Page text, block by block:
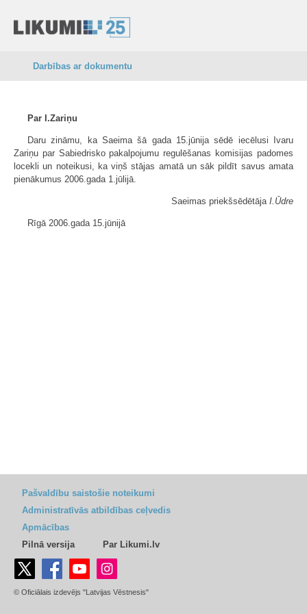
Darbības ar dokumentu
Par I.Zariņu
Daru zināmu, ka Saeima šā gada 15.jūnija sēdē iecēlusi Ivaru
Zariņu par Sabiedrisko pakalpojumu regulēšanas komisijas padomes
locekli un noteikusi, ka viņš stājas amatā un sāk pildīt savus amata
pienākumus 2006.gada 1.jūlijā.
Saeimas priekšsēdētāja I.Ūdre
Rīgā 2006.gada 15.jūnijā
Pašvaldību saistošie noteikumi
Administratīvās atbildības ceļvedis
Apmācības
Pilnā versija
Par Likumi.lv
© Oficiālais izdevējs "Latvijas Vēstnesis"